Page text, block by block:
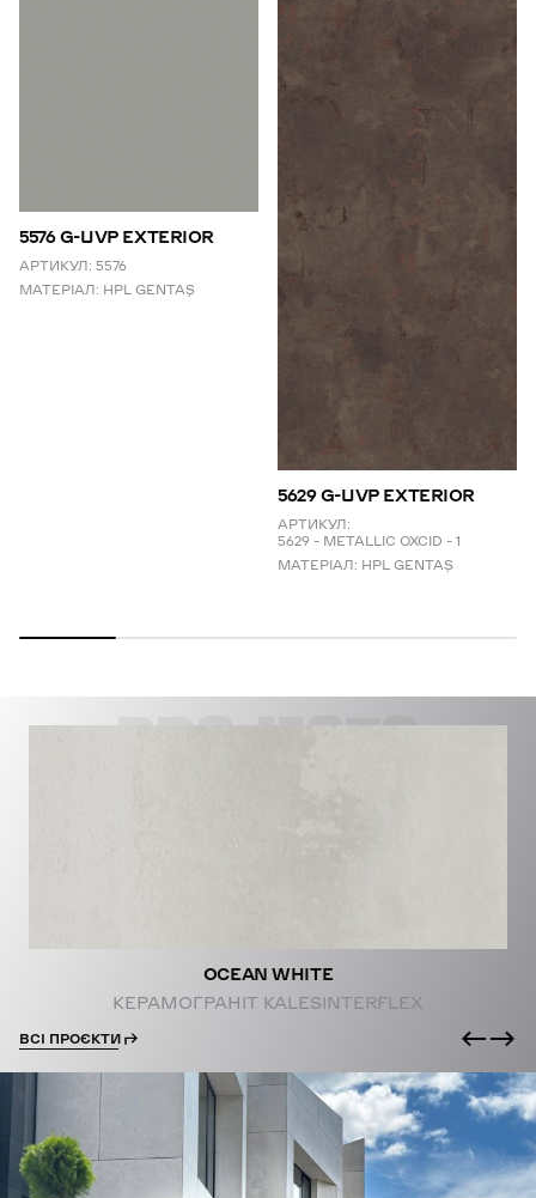
5576 G-UVP EXTERIOR
АРТИКУЛ: 5576
МАТЕРІАЛ: HPL GENTAŞ
5629 G-UVP EXTERIOR
АРТИКУЛ:
5629 – METALLIC OXCID – 1
МАТЕРІАЛ: HPL GENTAŞ
PROJECTS
OCEAN WHITE
КЕРАМОГРАНІТ KALESINTERFLEX
ВСІ ПРОЄКТИ